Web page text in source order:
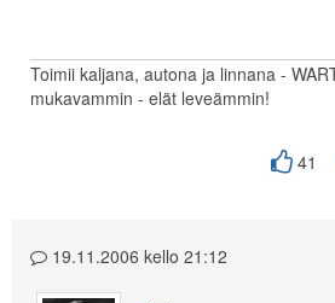
Toimii kaljana, autona ja linnana -
mukavammin - elät leveämmin!
41
19.11.2006 kello 21:12